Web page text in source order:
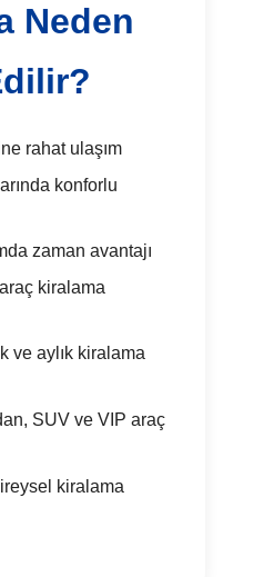
Neden
rahat ulaşım
konforlu
zaman avantajı
kiralama
ve aylık kiralama
SUV ve VIP araç
kiralama